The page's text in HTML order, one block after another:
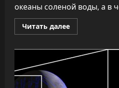
океаны соленой воды, а в
Читать далееПрочитать
больше
спутники
Юпитера,